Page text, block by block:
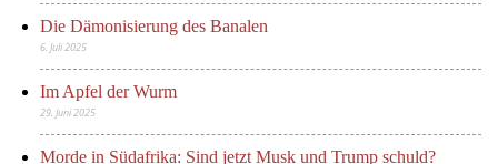
Die Dämonisierung des Banalen
6. Juli 2025
Im Apfel der Wurm
29. Juni 2025
Morde in Südafrika: Sind jetzt Musk und Trump schuld?